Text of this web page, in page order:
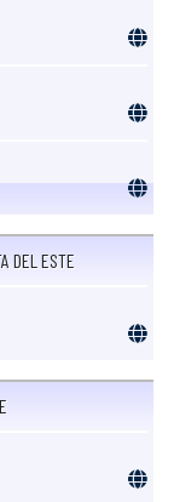
DEL ESTE